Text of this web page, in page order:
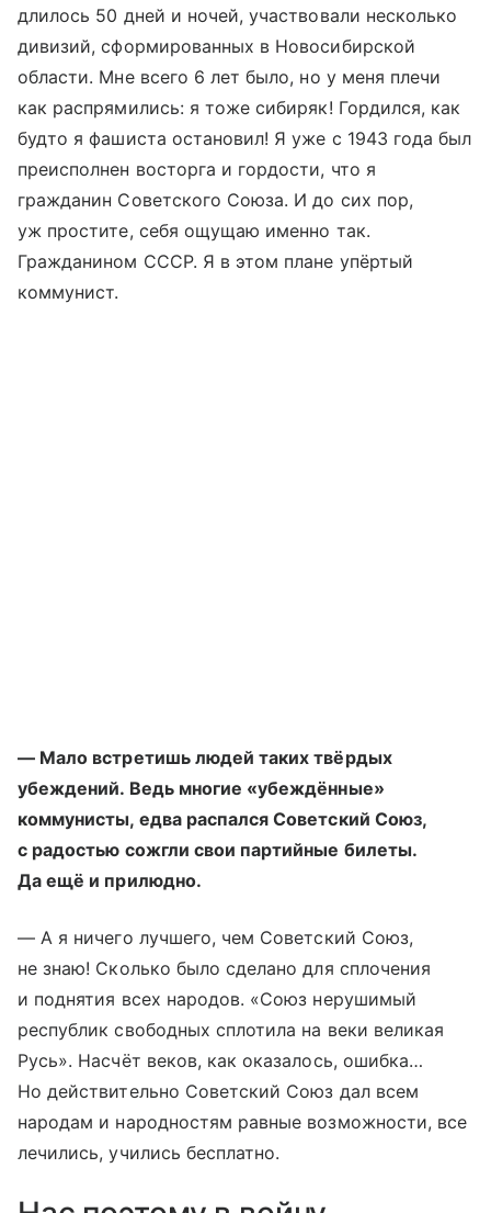
длилось 50 дней и ночей, участвовали несколько
дивизий, сформированных в Новосибирской
области. Мне всего 6 лет было, но у меня плечи
как распрямились: я тоже сибиряк! Гордился, как
будто я фашиста остановил! Я уже с 1943 года был
преисполнен восторга и гордости, что я
гражданин Советского Союза. И до сих пор,
уж простите, себя ощущаю именно так.
Гражданином СССР. Я в этом плане упёртый
коммунист.
— Мало встретишь людей таких твёрдых
убеждений. Ведь многие «убеждённые»
коммунисты, едва распался Советский Союз,
с радостью сожгли свои партийные билеты.
Да ещё и прилюдно.
— А я ничего лучшего, чем Советский Союз,
не знаю! Сколько было сделано для сплочения
и поднятия всех народов. «Союз нерушимый
республик свободных сплотила на веки великая
Русь». Насчёт веков, как оказалось, ошибка…
Но действительно Советский Союз дал всем
народам и народностям равные возможности, все
лечились, учились бесплатно.